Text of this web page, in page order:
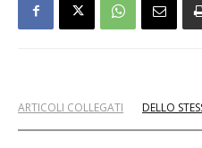
ARTICOLI COLLEGATI DELLO